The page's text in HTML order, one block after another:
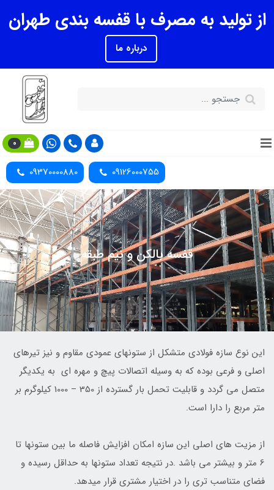
از تولید به مصرف با قفسه بندی طهران
درباره ما
0
09126000755
09370000880
قفسه بالکن و نیم طبقه
این نوع سازه فولادی متشکل از ستونهای عمودی مقاوم و نیز تیرهای
اصلی و فرعی بوده که به وسیله اتصالات پیچ و مهره ای به یکدیگر
متصل می گردد و قابلیت تحمل بار گسترده از 350 – 1000 کیلوگرم بر
متر مربع را دارا است.
از مزیت های اصلی این سازه امکان افزایش فاصله ما بین ستونها تا
6 متر و بیشتر می باشد .در نتیجه تعداد ستونها به حداقل رسیده و
فضای متناسب تری را در اختیار مشتری قرار میدهد.